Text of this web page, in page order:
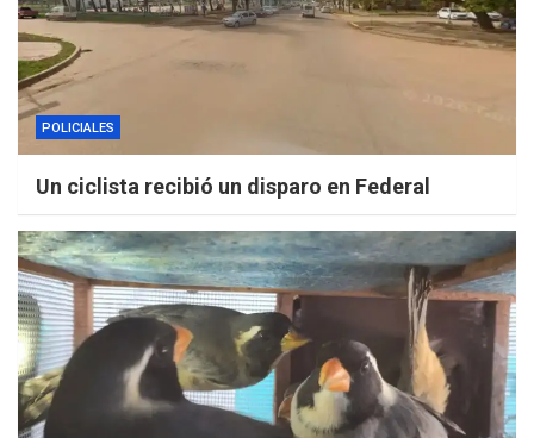
POLICIALES
Un ciclista recibió un disparo en Federal